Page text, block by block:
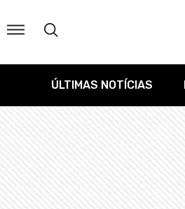
ÚLTIMAS NOTÍCIAS